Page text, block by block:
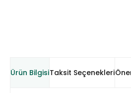
Ürün BilgisiTaksit Seçenekleri